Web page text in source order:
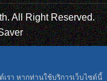
All Right Reserved.
รา หากท่านใช้บริการเว็บไซต์นี้